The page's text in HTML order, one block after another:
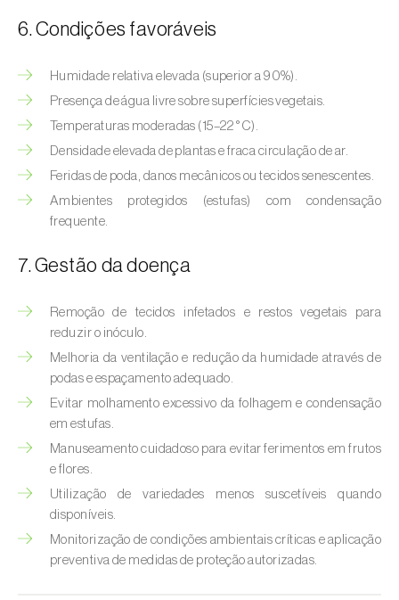
6. Condições favoráveis
Humidade relativa elevada (superior a 90%).
Presença de água livre sobre superfícies vegetais.
Temperaturas moderadas (15–22 °C).
Densidade elevada de plantas e fraca circulação de ar.
Feridas de poda, danos mecânicos ou tecidos senescentes.
Ambientes protegidos (estufas) com condensação
frequente.
7. Gestão da doença
Remoção de tecidos infetados e restos vegetais para
reduzir o inóculo.
Melhoria da ventilação e redução da humidade através de
podas e espaçamento adequado.
Evitar molhamento excessivo da folhagem e condensação
em estufas.
Manuseamento cuidadoso para evitar ferimentos em frutos
e flores.
Utilização de variedades menos suscetíveis quando
disponíveis.
Monitorização de condições ambientais críticas e aplicação
preventiva de medidas de proteção autorizadas.